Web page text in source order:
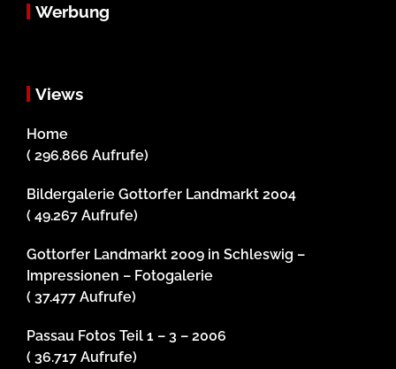
Werbung
Views
Home
( 296.866 Aufrufe)
Bildergalerie Gottorfer Landmarkt 2004
( 49.267 Aufrufe)
Gottorfer Landmarkt 2009 in Schleswig –
Impressionen – Fotogalerie
( 37.477 Aufrufe)
Passau Fotos Teil 1 – 3 – 2006
( 36.717 Aufrufe)